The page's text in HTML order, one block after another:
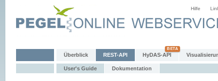
Hilfe
Überblick REST-API HyDAS-API
User's Guide Dokumentation